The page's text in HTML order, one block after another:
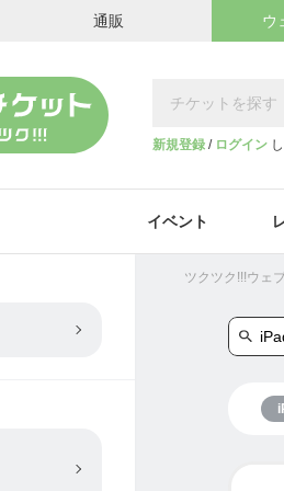
通販 ウ
新規登録 / ログイン
イベント
ツクツク!!!ウェ